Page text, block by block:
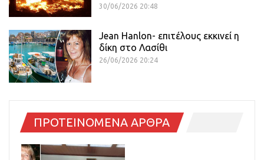
30/06/2026 20:48
Jean Hanlon- επιτέλους εκκινεί η
δίκη στο Λασίθι
26/06/2026 20:24
ΠΡΟΤΕΙΝΟΜΕΝΑ ΑΡΘΡΑ